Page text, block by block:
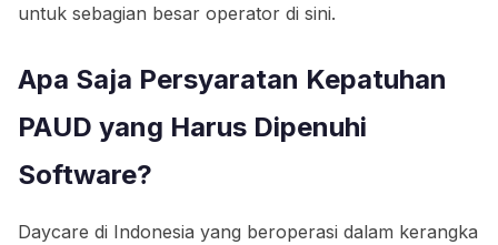
untuk sebagian besar operator di sini.
Apa Saja Persyaratan Kepatuhan
PAUD yang Harus Dipenuhi
Software?
Daycare di Indonesia yang beroperasi dalam kerangka